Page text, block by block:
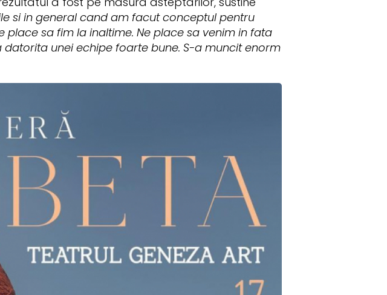
si in general cand am facut conceptul pentru
sa fim la inaltime. Ne place sa venim in fata
unei echipe foarte bune. S-a muncit enorm